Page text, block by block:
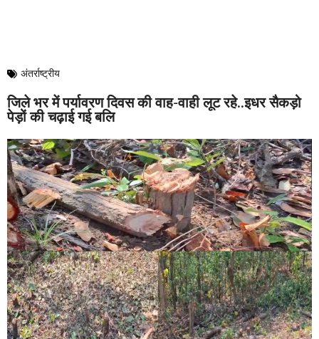
पेड़ों की चढ़ाई गई बलि